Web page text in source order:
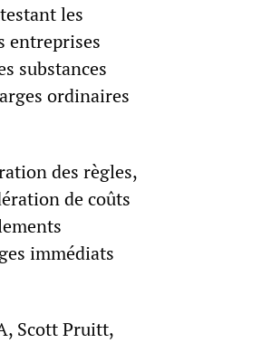
les
entreprises
substances
ordinaires
des règles,
de coûts
immédiats
Scott Pruitt,